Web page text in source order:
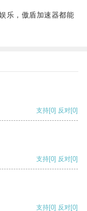
，傲盾加速器都能
支持[0] 反对[0]
支持[0] 反对[0]
支持[0] 反对[0]